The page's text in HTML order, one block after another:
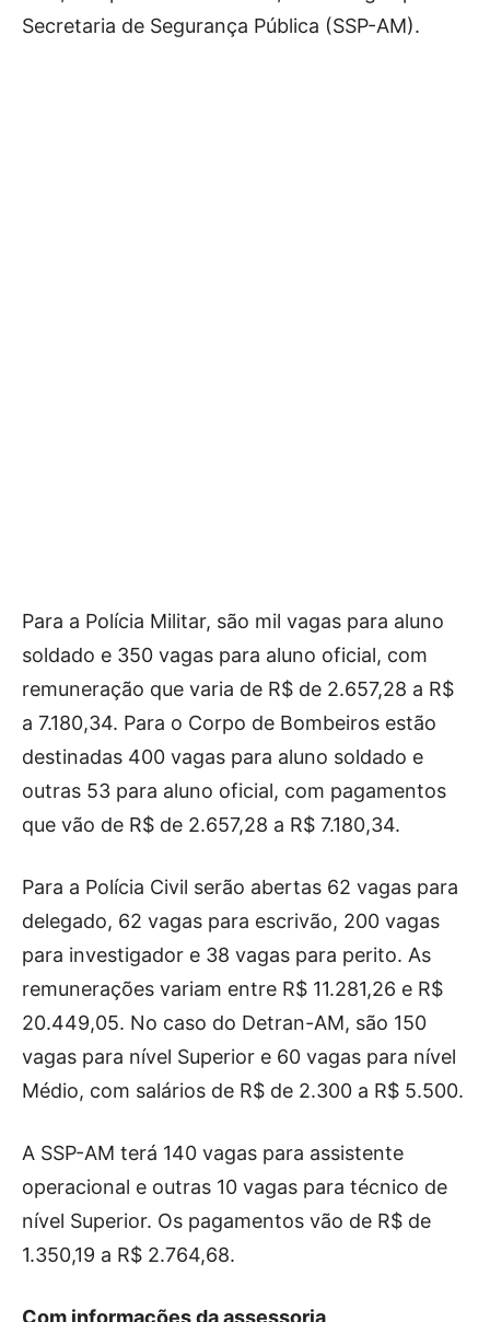
Secretaria de Segurança Pública (SSP-AM).
Para a Polícia Militar, são mil vagas para aluno
soldado e 350 vagas para aluno oficial, com
remuneração que varia de R$ de 2.657,28 a R$
a 7.180,34. Para o Corpo de Bombeiros estão
destinadas 400 vagas para aluno soldado e
outras 53 para aluno oficial, com pagamentos
que vão de R$ de 2.657,28 a R$ 7.180,34.
Para a Polícia Civil serão abertas 62 vagas para
delegado, 62 vagas para escrivão, 200 vagas
para investigador e 38 vagas para perito. As
remunerações variam entre R$ 11.281,26 e R$
20.449,05. No caso do Detran-AM, são 150
vagas para nível Superior e 60 vagas para nível
Médio, com salários de R$ de 2.300 a R$ 5.500.
A SSP-AM terá 140 vagas para assistente
operacional e outras 10 vagas para técnico de
nível Superior. Os pagamentos vão de R$ de
1.350,19 a R$ 2.764,68.
Com informações da assessoria